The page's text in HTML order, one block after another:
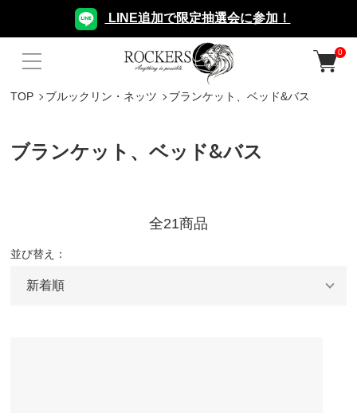
LINE追加で限定抽選会に参加！
0
TOP ブルックリン・ネッツ ブランケット、ベッド&バス
ブランケット、ベッド&バス
全21商品
並び替え：